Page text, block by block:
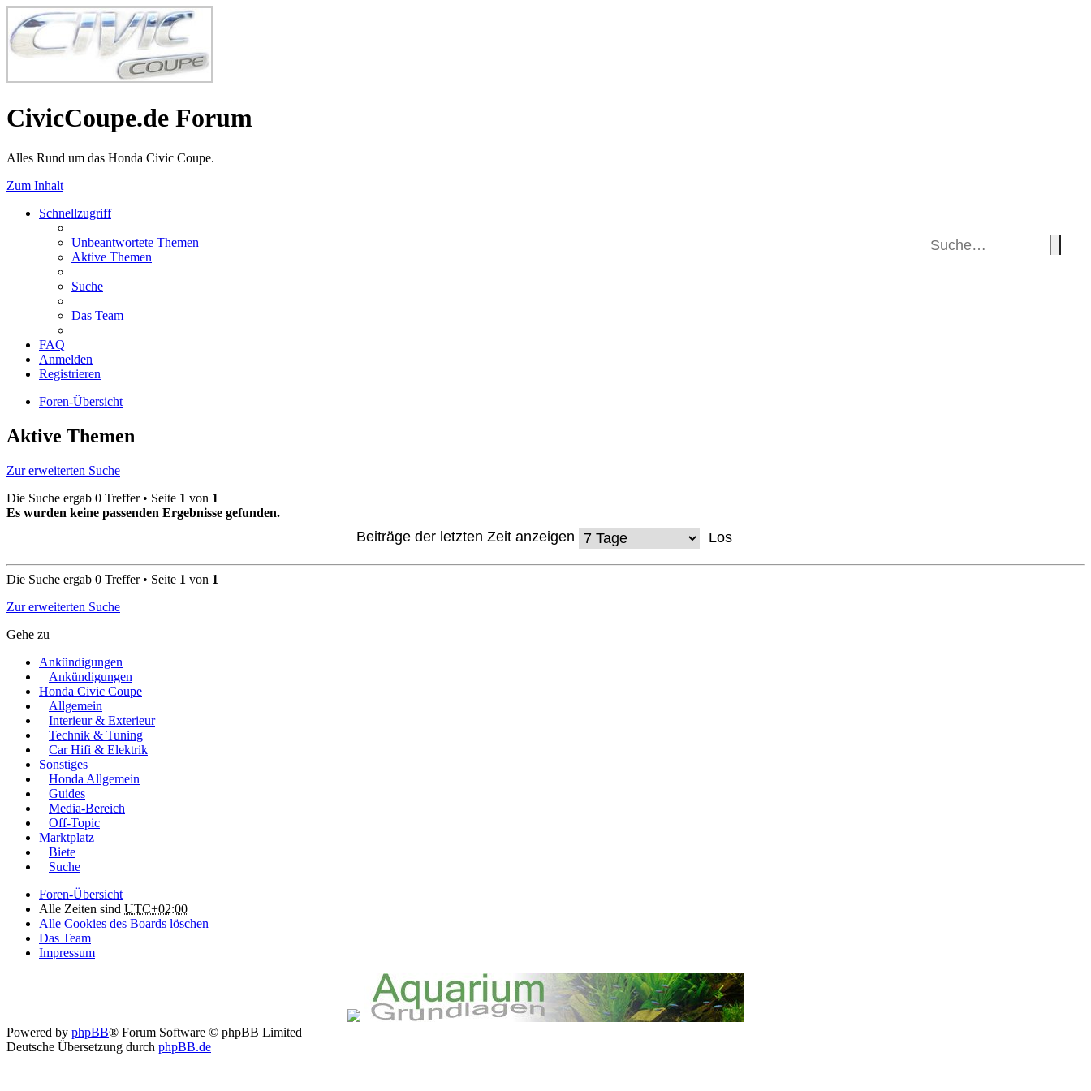
CivicCoupe.de Forum
Alles Rund um das Honda Civic Coupe.
Zum Inhalt
Schnellzugriff
Unbeantwortete Themen
Aktive Themen
Suche
Das Team
FAQ
Anmelden
Registrieren
Foren-Übersicht
Aktive Themen
Zur erweiterten Suche
Die Suche ergab 0 Treffer • Seite 1 von 1
Es wurden keine passenden Ergebnisse gefunden.
Beiträge der letzten Zeit anzeigen
Die Suche ergab 0 Treffer • Seite 1 von 1
Zur erweiterten Suche
Gehe zu
Ankündigungen
Ankündigungen
Honda Civic Coupe
Allgemein
Interieur & Exterieur
Technik & Tuning
Car Hifi & Elektrik
Sonstiges
Honda Allgemein
Guides
Media-Bereich
Off-Topic
Marktplatz
Biete
Suche
Foren-Übersicht
Alle Zeiten sind UTC+02:00
Alle Cookies des Boards löschen
Das Team
Impressum
Powered by phpBB® Forum Software © phpBB Limited
Deutsche Übersetzung durch phpBB.de